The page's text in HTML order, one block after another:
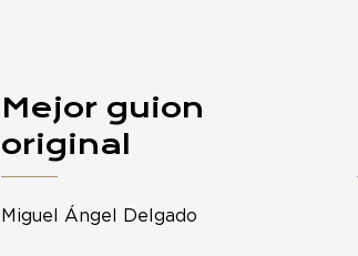
Mejor guion
original
Miguel Ángel Delgado